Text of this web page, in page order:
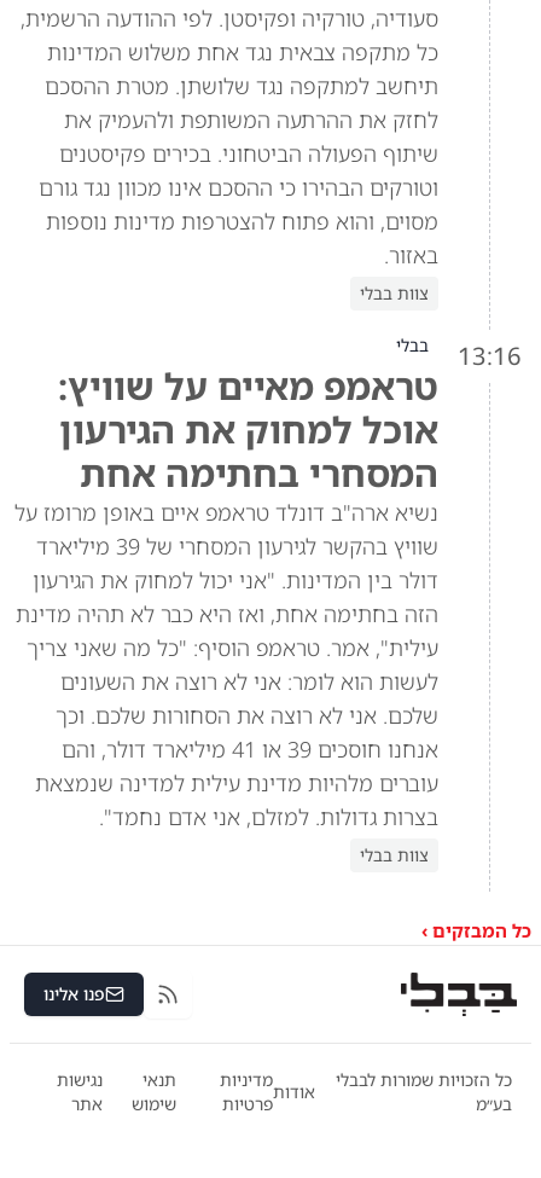
סעודיה, טורקיה ופקיסטן. לפי ההודעה הרשמית,
כל מתקפה צבאית נגד אחת משלוש המדינות
תיחשב למתקפה נגד שלושתן. מטרת ההסכם
לחזק את ההרתעה המשותפת ולהעמיק את
שיתוף הפעולה הביטחוני. בכירים פקיסטנים
וטורקים הבהירו כי ההסכם אינו מכוון נגד גורם
מסוים, והוא פתוח להצטרפות מדינות נוספות
באזור.
צוות בבלי
13:16 בבלי
טראמפ מאיים על שוויץ:
אוכל למחוק את הגירעון
המסחרי בחתימה אחת
נשיא ארה"ב דונלד טראמפ איים באופן מרומז על
שוויץ בהקשר לגירעון המסחרי של 39 מיליארד
דולר בין המדינות. "אני יכול למחוק את הגירעון
הזה בחתימה אחת, ואז היא כבר לא תהיה מדינת
עילית", אמר. טראמפ הוסיף: "כל מה שאני צריך
לעשות הוא לומר: אני לא רוצה את השעונים
שלכם. אני לא רוצה את הסחורות שלכם. וכך
אנחנו חוסכים 39 או 41 מיליארד דולר, והם
עוברים מלהיות מדינת עילית למדינה שנמצאת
בצרות גדולות. למזלם, אני אדם נחמד".
צוות בבלי
כל המבזקים ›
RSS פנו אלינו
כל הזכויות שמורות לבבלי
בע״מ
אודות
מדיניות
פרטיות
תנאי
שימוש
נגישות
אתר